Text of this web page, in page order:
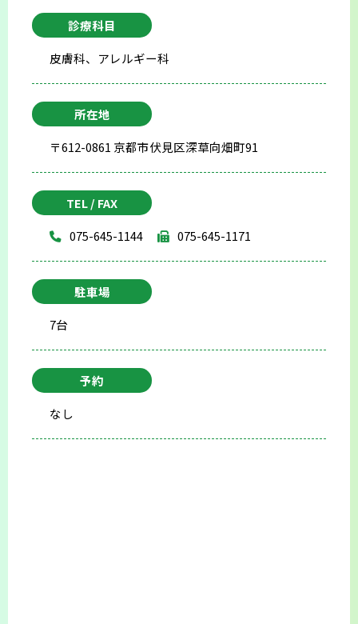
診療科目
皮膚科、アレルギー科
所在地
〒612-0861 京都市伏見区深草向畑町91
TEL / FAX
075-645-1144
075-645-1171
駐車場
7台
予約
なし